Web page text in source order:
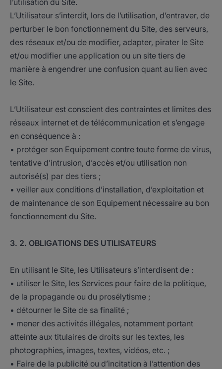
l’utilisation du Site.
L’Utilisateur s’interdit, lors de l’utilisation, d’entraver, de
perturber le bon fonctionnement du Site, des serveurs,
des réseaux et/ou de modifier, adapter, pirater le Site
et/ou modifier une application ou un site tiers de
manière à engendrer une confusion quant au lien avec
le Site.
L’Utilisateur est conscient des contraintes et limites des
réseaux internet et de télécommunication et s’engage
en conséquence à :
• protéger son Equipement contre toute forme de virus,
tentative d’intrusion, d’accès et/ou utilisation non
autorisé(s) par des tiers ;
• veiller aux conditions d’installation, d’exploitation et
de maintenance de son Equipement nécessaire au bon
fonctionnement du Site.
3. 2. OBLIGATIONS DES UTILISATEURS
En utilisant le Site, les Utilisateurs s’interdisent de :
• utiliser le Site, les Services pour faire de la politique,
de la propagande ou du prosélytisme ;
• détourner le Site de sa finalité ;
• mener des activités illégales, notamment portant
atteinte aux titulaires de droits sur les textes, les
photographies, images, textes, vidéos, etc. ;
• Faire de la publicité ou d’incitation à l’attention des